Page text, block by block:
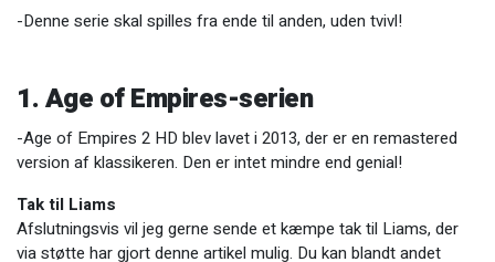
-Denne serie skal spilles fra ende til anden, uden tvivl!
1. Age of Empires-serien
-Age of Empires 2 HD blev lavet i 2013, der er en remastered
version af klassikeren. Den er intet mindre end genial!
Tak til Liams
Afslutningsvis vil jeg gerne sende et kæmpe tak til Liams, der
via støtte har gjort denne artikel mulig. Du kan blandt andet